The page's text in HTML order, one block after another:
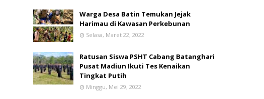
Warga Desa Batin Temukan Jejak
Harimau di Kawasan Perkebunan
Selasa, Maret 22, 2022
Ratusan Siswa PSHT Cabang Batanghari
Pusat Madiun Ikuti Tes Kenaikan
Tingkat Putih
Minggu, Mei 29, 2022